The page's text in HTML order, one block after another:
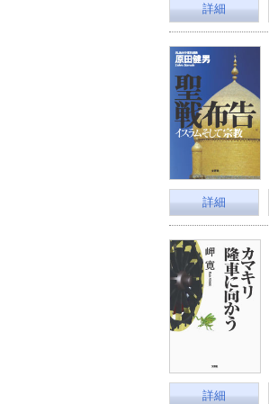
詳細
詳細
詳細